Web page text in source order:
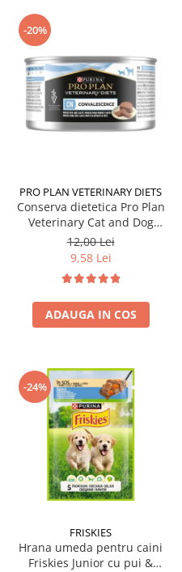
-20%
PRO PLAN VETERINARY DIETS
Conserva dietetica Pro Plan
Veterinary Cat and Dog
Convalescence 195 gr
12,00 Lei
9,58 Lei
ADAUGA IN COS
-24%
FRISKIES
Hrana umeda pentru caini
Friskies Junior cu pui &